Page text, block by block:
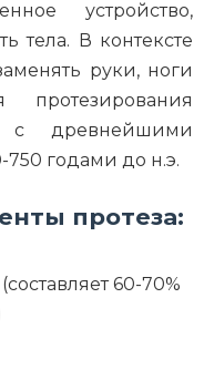
устройство,
тела. В контексте
руки, ноги
с древнейшими
годами до н.э.
протеза:
60-70%